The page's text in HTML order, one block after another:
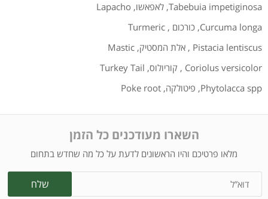
Tabebuia impetiginosa
, לאפאשו,
Lapacho
Curcuma longa
, כורכום ,
Turmeric
Pistacia lentiscus
, אלת המסטיק,
Mastic
Coriolus versicolor
, קוריולוס,
Turkey Tail
Phytolacca spp
, פיטולקה,
Poke root
השארו מעודכנים כל הזמן
מלאו פרטיכם והיו הראשונים לדעת על כל מה שחדש בתחום